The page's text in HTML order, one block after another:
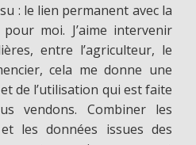
: le lien permanent avec la
moi. J’aime intervenir
entre l’agriculteur, le
cela me donne une
de l’utilisation qui est faite
vendons. Combiner les
les données issues des